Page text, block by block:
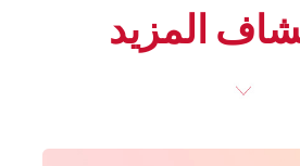
المزيد